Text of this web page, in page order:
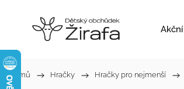
Domů / Hračky / Hračky pro nejmenší /